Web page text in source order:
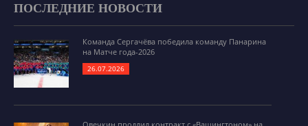
ПОСЛЕДНИЕ НОВОСТИ
Команда Сергачёва победила команду Панарина
на Матче года-2026
26.07.2026